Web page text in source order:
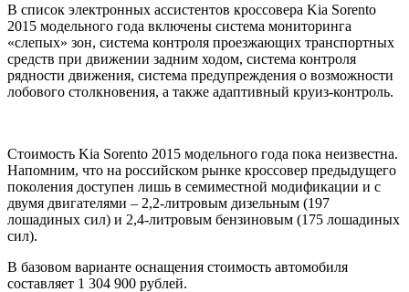
В список электронных ассистентов кроссовера Kia Sorento
2015 модельного года включены система мониторинга
«слепых» зон, система контроля проезжающих транспортных
средств при движении задним ходом, система контроля
рядности движения, система предупреждения о возможности
лобового столкновения, а также адаптивный круиз-контроль.
Стоимость Kia Sorento 2015 модельного года пока неизвестна.
Напомним, что на российском рынке кроссовер предыдущего
поколения доступен лишь в семиместной модификации и с
двумя двигателями – 2,2-литровым дизельным (197
лошадиных сил) и 2,4-литровым бензиновым (175 лошадиных
сил).
В базовом варианте оснащения стоимость автомобиля
составляет 1 304 900 рублей.